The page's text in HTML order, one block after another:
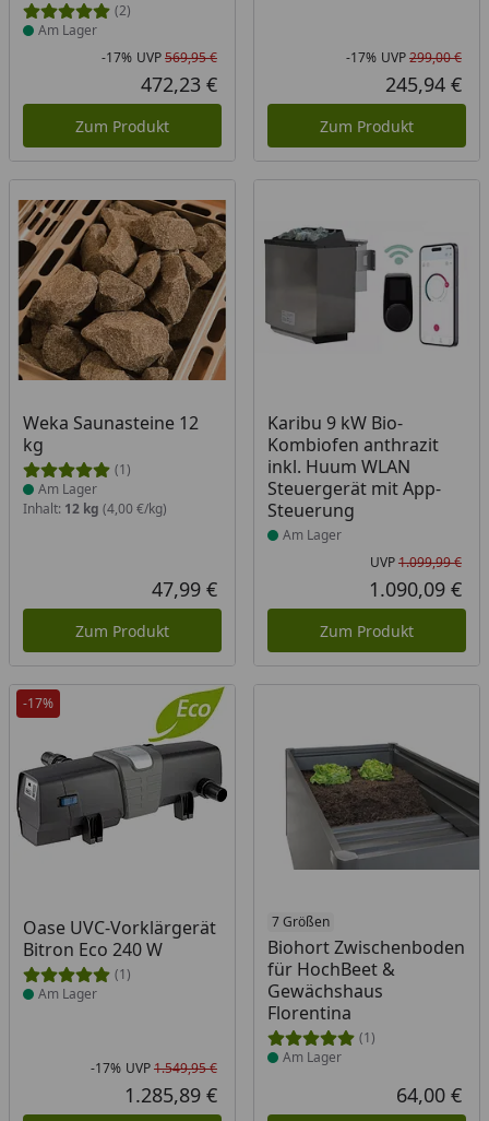
(2)
Am Lager
Rabatt in Prozent
-17%
Ursprünglicher Preis
UVP569,95 €
Aktueller Preis
472,23 €
Zum Produkt
-17% UVP299,00 €
245,94 €
Zum Produkt
Weka Saunasteine 12
kg
(1)
Produkt am Lager
Am Lager
Inhalt: 12 kg (4,00 €/kg)
Aktueller Preis
47,99 €
Zum Produkt
Karibu 9 kW Bio-
Kombiofen anthrazit
inkl. Huum WLAN
Steuergerät mit App-
Steuerung
Produkt am Lager
Am Lager
UVP1.099,99 €
1.090,09 €
Zum Produkt
-17%
Oase UVC-Vorklärgerät
Bitron Eco 240 W
(1)
Produkt am Lager
Am Lager
Rabatt in Prozent
-17%
Ursprünglicher Preis
UVP1.549,95 €
Aktueller Preis
1.285,89 €
7 Größen
Biohort Zwischenboden
für HochBeet &
Gewächshaus
Florentina
(1)
Produkt am Lager
Am Lager
64,00 €